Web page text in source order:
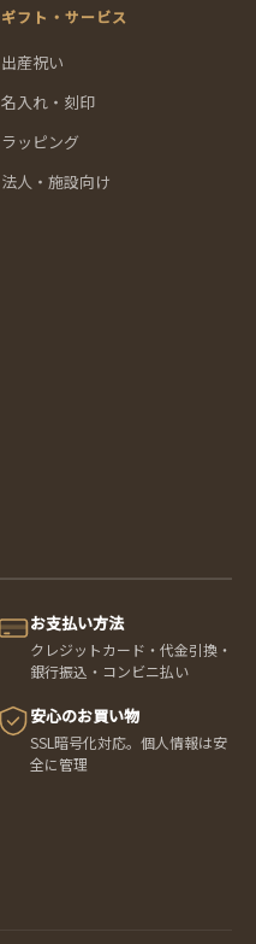
ギフト・サービス
出産祝い
名入れ・刻印
ラッピング
法人・施設向け
お支払い方法
クレジットカード・代金引換・
銀行振込・コンビニ払い
安心のお買い物
SSL暗号化対応。個人情報は安
全に管理